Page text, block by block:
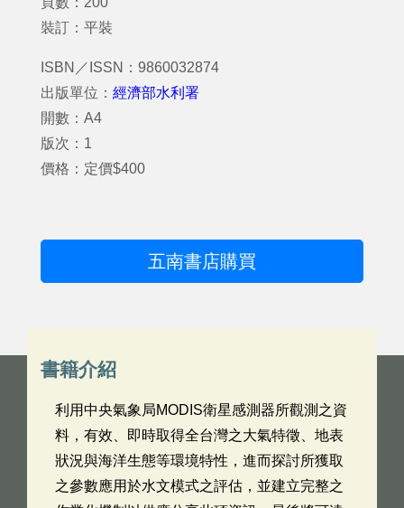
裝訂：平裝
ISBN／ISSN：9860032874
出版單位： 經濟部水利署
開數：A4
版次：1
價格：定價$400
五南書店購買
書籍介紹
利用中央氣象局MODIS衛星感測器所觀測之資
料，有效、即時取得全台灣之大氣特徵、地表
狀況與海洋生態等環境特性，進而探討所獲取
之參數應用於水文模式之評估，並建立完整之